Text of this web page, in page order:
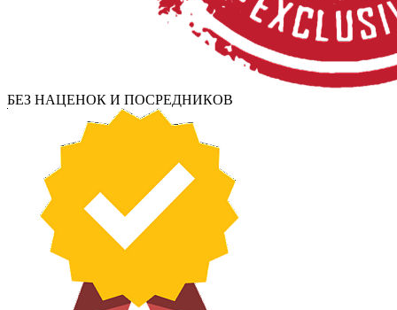
БЕЗ НАЦЕНОК И ПОСРЕДНИКОВ